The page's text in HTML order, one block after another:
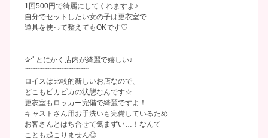
1回500円で綺麗にしてくれますよ♪
自分でセットしたい女の子は更衣室で
道具を使って整えてもOKです♡
✰:ﾟとにかく店内が綺麗で嬉しい♪
¨¨¨¨¨¨¨¨¨¨¨¨¨¨¨¨¨¨¨¨¨¨¨¨¨¨¨
ロイスは比較的新しいお店なので、
どこもピカピカの状態なんです☆
更衣室もロッカー完備で綺麗ですよ！
キャストさん用お手洗いも完備しているため
お客さんとはち合せて気まずい…！なんて
ことも起こりません◎